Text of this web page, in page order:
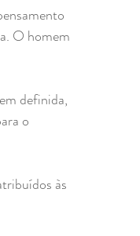
O homem
definida,
o
às